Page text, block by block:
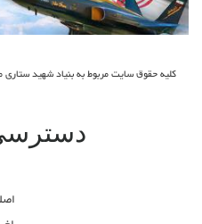
کلیه حقوق سایت مربوط به بنیاد شهید ستاری